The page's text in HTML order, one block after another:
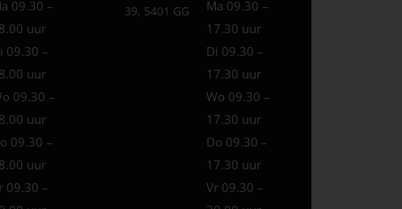
09.30 –
uur
09.30 –
uur
09.30 –
uur
09.30 –
uur
09.30 –
39, 5401 GG
Ma 09.30 –
17.30 uur
Di 09.30 –
17.30 uur
Wo 09.30 –
17.30 uur
Do 09.30 –
17.30 uur
Vr 09.30 –